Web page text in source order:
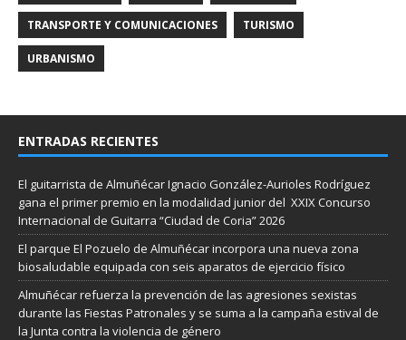
TRANSPORTE Y COMUNICACIONES TURISMO
URBANISMO
ENTRADAS RECIENTES
El guitarrista de Almuñécar Ignacio González-Aurioles Rodríguez
gana el primer premio en la modalidad junior del XXIX Concurso
Internacional de Guitarra “Ciudad de Coria” 2026
El parque El Pozuelo de Almuñécar incorpora una nueva zona
biosaludable equipada con seis aparatos de ejercicio físico
Almuñécar refuerza la prevención de las agresiones sexistas
durante las Fiestas Patronales y se suma a la campaña estival de
la Junta contra la violencia de género